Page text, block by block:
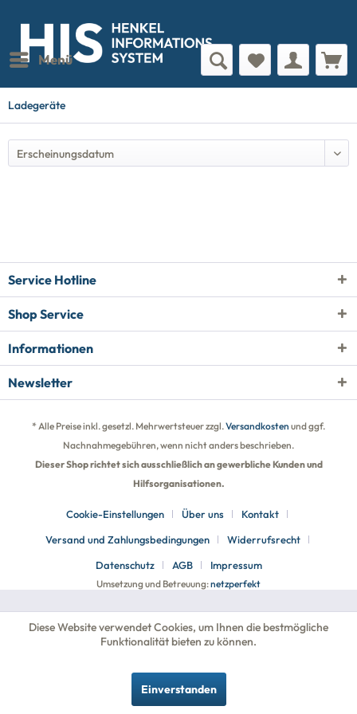
Menü
Ladegeräte
Service Hotline
Shop Service
Informationen
Newsletter
* Alle Preise inkl. gesetzl. Mehrwertsteuer zzgl.Versandkosten und ggf.
Nachnahmegebühren, wenn nicht anders beschrieben.
Dieser Shop richtet sich ausschließlich an gewerbliche Kunden und
Hilfsorganisationen.
Cookie-Einstellungen Über uns
Kontakt
Versand und Zahlungsbedingungen
Widerrufsrecht
Datenschutz
AGB Impressum
Umsetzung und Betreuung:netzperfekt
Diese Website verwendet Cookies, um Ihnen die bestmögliche
Funktionalität bieten zu können.
Einverstanden